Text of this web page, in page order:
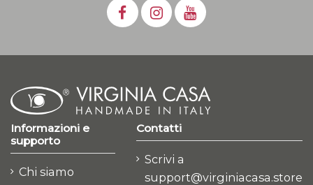
Informazioni e
supporto
Chi siamo
Contatti
Scrivi a
support@virginiacasa.store